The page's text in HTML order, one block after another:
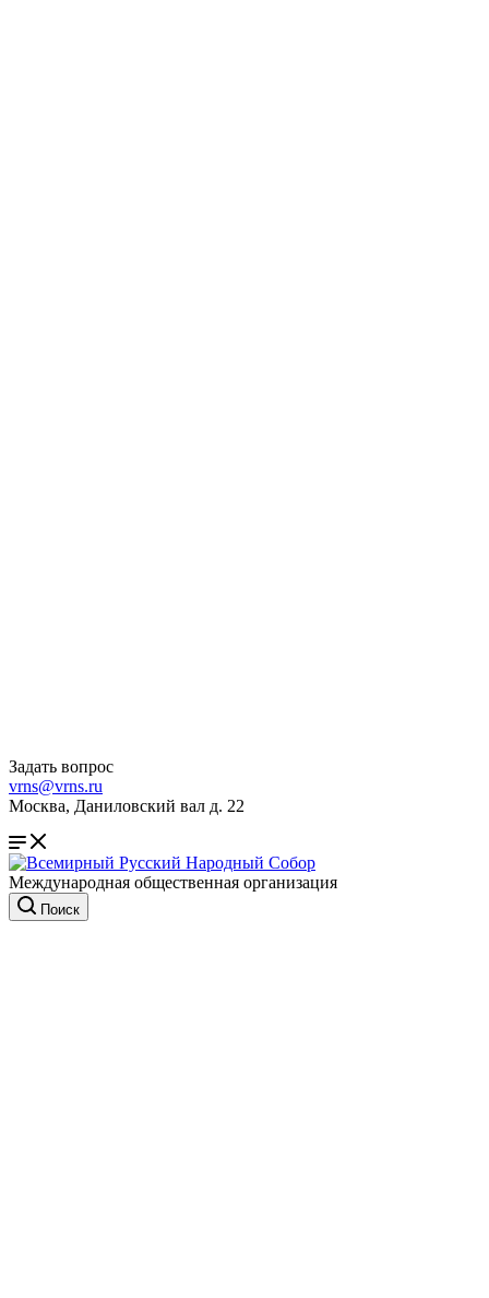
Задать вопрос
vrns@vrns.ru
Москва, Даниловский вал д. 22
Международная общественная организация
Поиск